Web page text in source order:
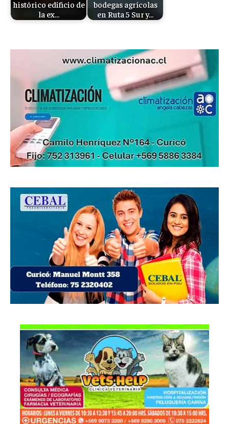
histórico edificio de
la ex…
bodegas agrícolas
en Ruta 5 Sur y…